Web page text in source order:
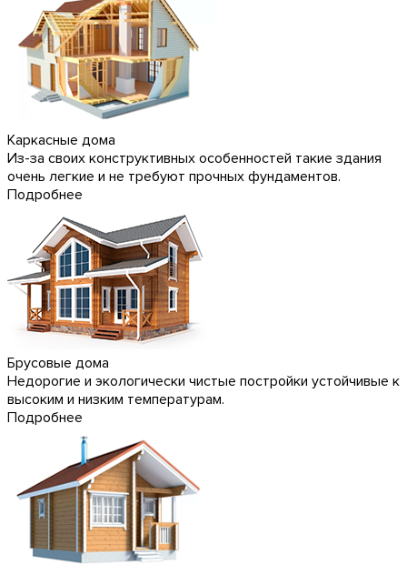
Каркасные дома
Из-за своих конструктивных особенностей такие здания
очень легкие и не требуют прочных фундаментов.
Подробнее
Брусовые дома
Недорогие и экологически чистые постройки устойчивые к
высоким и низким температурам.
Подробнее